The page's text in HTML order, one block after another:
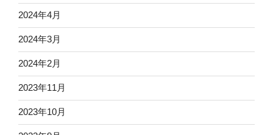
2024年4月
2024年3月
2024年2月
2023年11月
2023年10月